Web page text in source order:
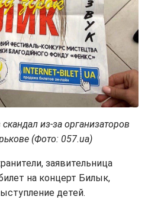
из-за организаторов
(Фото: 057.ua)
заявительница
на концерт Билык,
детей.